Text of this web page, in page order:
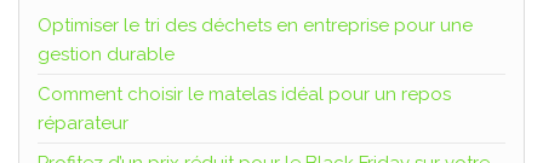
Optimiser le tri des déchets en entreprise pour une
gestion durable
Comment choisir le matelas idéal pour un repos
réparateur